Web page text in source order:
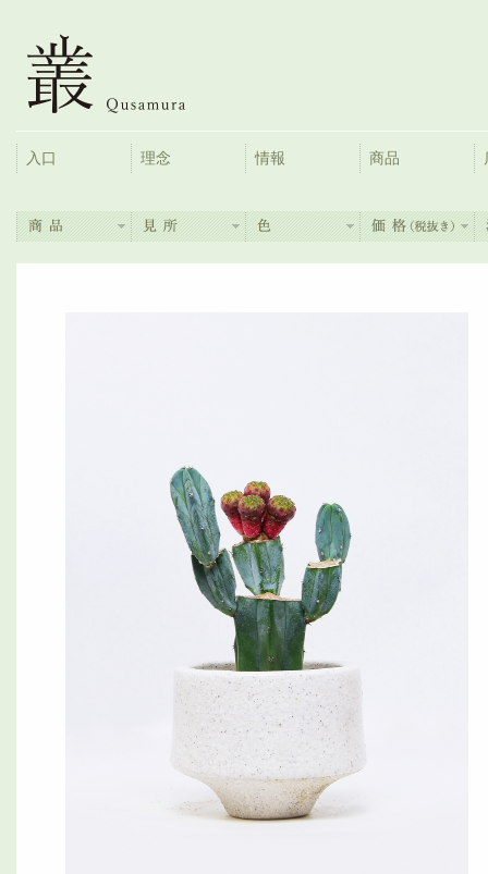
入口 理念 情報 商品